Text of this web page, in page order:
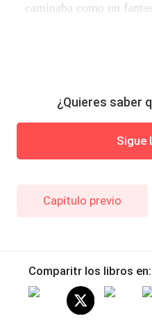
caminaba como un
¿Quieres saber
Sigue
Capítulo previo
Comparitr los libros en: